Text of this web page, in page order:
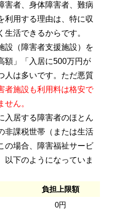
害者、身体障害者、難病
利用する理由は、特に収
活できるからです。
設（障害者支援施設）を
額」「入居に500万円が
人は多いです。ただ悪質
者施設も利用料は格安で
ん。
入居する障害者のほとん
非課税世帯（または生活
の場合、障害福祉サービ
以下のようになっていま
負担上限額
0円